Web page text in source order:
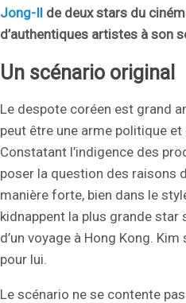
Jong-Il de deux stars du
d’authentiques artistes à son
Un scénario original
Le despote coréen est grand
peut être une arme politique
Constatant l’indigence des
poser la question des raisons
manière forte, bien dans le
kidnappent la plus grande star
d’un voyage à Hong Kong.
pour lui.
Le scénario ne se contente